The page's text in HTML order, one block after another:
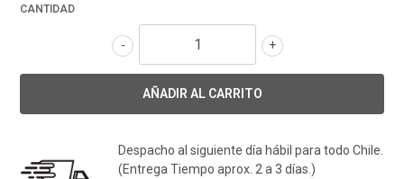
CANTIDAD
+
-
Despacho al siguiente día hábil para todo Chile.
(Entrega Tiempo aprox. 2 a 3 días.)